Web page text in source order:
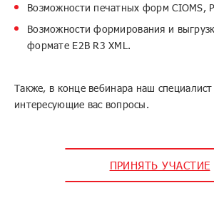
Возможности печатных форм CIOMS,
Возможности формирования и
формате E2B R3 XML.
Также, в конце вебинара наш специалист
интересующие вас вопросы.
ПРИНЯТЬ УЧАСТИЕ